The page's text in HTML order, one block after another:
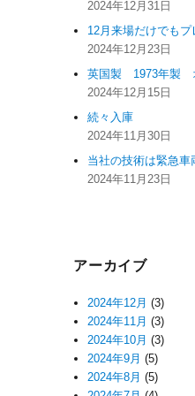
2024年12月31日
12月来場だけでも
2024年12月23日
英国製 1973年製
2024年12月15日
続々入庫
2024年11月30日
当社の技術は緊急車
2024年11月23日
アーカイブ
2024年12月 (3)
2024年11月 (3)
2024年10月 (3)
2024年9月 (5)
2024年8月 (5)